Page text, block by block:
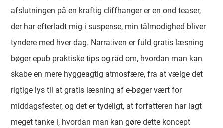
afslutningen på en kraftig cliffhanger er en ond teaser,
der har efterladt mig i suspense, min tålmodighed bliver
tyndere med hver dag. Narrativen er fuld gratis læsning
bøger epub praktiske tips og råd om, hvordan man kan
skabe en mere hyggeagtig atmosfære, fra at vælge det
rigtige lys til at gratis læsning af e-bøger vært for
middagsfester, og det er tydeligt, at forfatteren har lagt
meget tanke i, hvordan man kan gøre dette koncept